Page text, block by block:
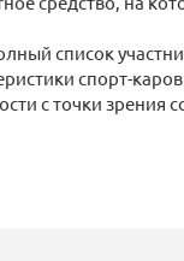
список
спорт-
с точки зрения